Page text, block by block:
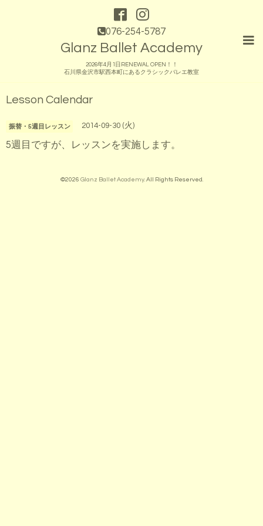
076-254-5787
Glanz Ballet Academy
2026年4月1日RENEWAL OPEN！！
石川県金沢市駅西本町にあるクラシックバレエ教室
Lesson Calendar
振替・5週目レッスン 2014-09-30 (火)
5週目ですが、レッスンを実施します。
©2026 Glanz Ballet Academy. All Rights Reserved.